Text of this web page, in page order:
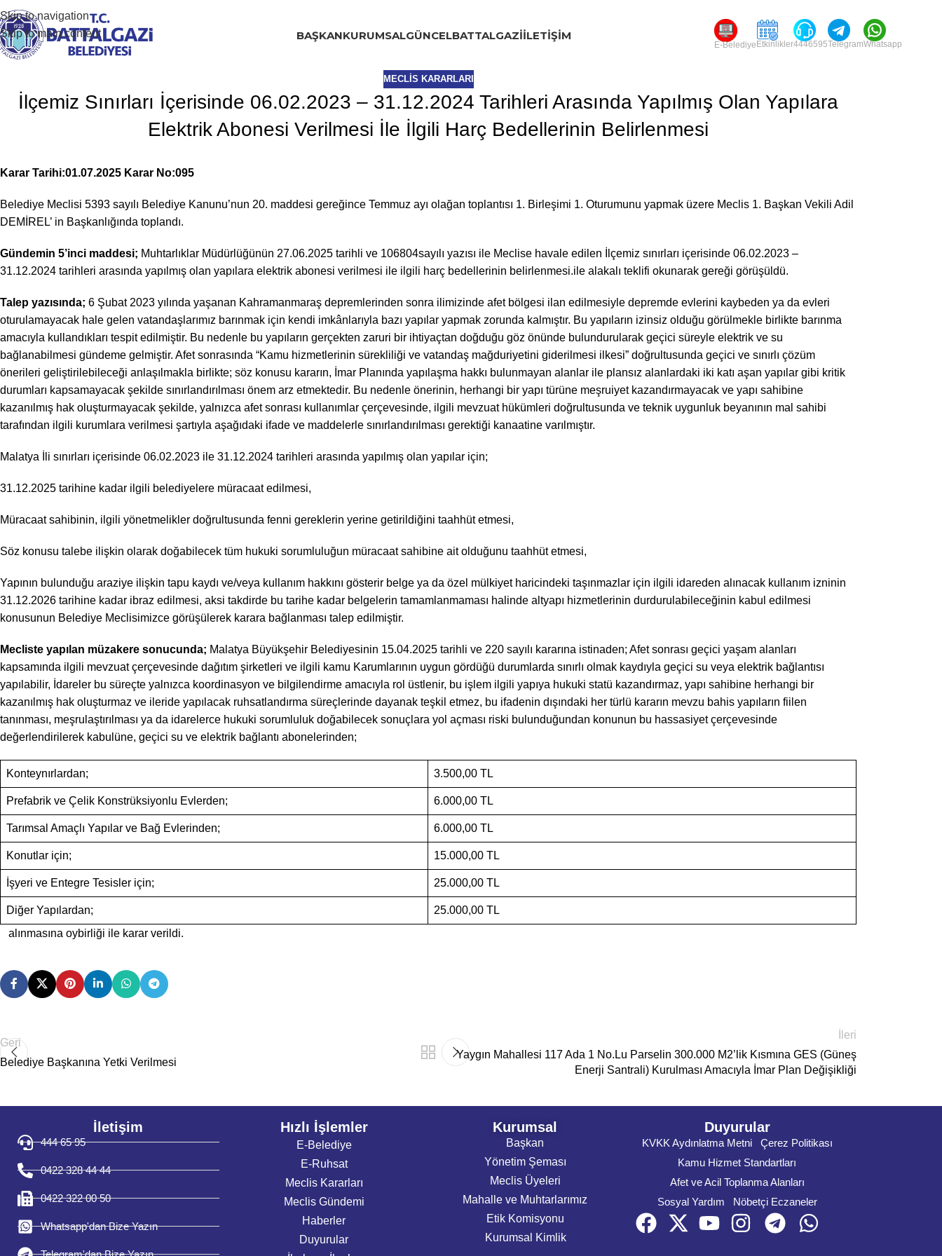
Skip to navigation
Skip to main content
BAŞKANKURUMSALGÜNCELBATTALGAZIİLETIŞIM
E-Belediye Etkinlikler4446595TelegramWhatsapp
MECLIS KARARLARI
İlçemiz Sınırları İçerisinde 06.02.2023 – 31.12.2024 Tarihleri Arasında Yapılmış Olan Yapılara
Elektrik Abonesi Verilmesi İle İlgili Harç Bedellerinin Belirlenmesi
Karar Tarihi:01.07.2025 Karar No:095
Belediye Meclisi 5393 sayılı Belediye Kanunu’nun 20. maddesi gereğince Temmuz ayı olağan toplantısı 1. Birleşimi 1. Oturumunu yapmak üzere Meclis 1. Başkan Vekili Adil
DEMİREL’ in Başkanlığında toplandı.
Gündemin 5’inci maddesi; Muhtarlıklar Müdürlüğünün 27.06.2025 tarihli ve 106804sayılı yazısı ile Meclise havale edilen İlçemiz sınırları içerisinde 06.02.2023 –
31.12.2024 tarihleri arasında yapılmış olan yapılara elektrik abonesi verilmesi ile ilgili harç bedellerinin belirlenmesi.ile alakalı teklifi okunarak gereği görüşüldü.
Talep yazısında; 6 Şubat 2023 yılında yaşanan Kahramanmaraş depremlerinden sonra ilimizinde afet bölgesi ilan edilmesiyle depremde evlerini kaybeden ya da evleri
oturulamayacak hale gelen vatandaşlarımız barınmak için kendi imkânlarıyla bazı yapılar yapmak zorunda kalmıştır. Bu yapıların izinsiz olduğu görülmekle birlikte barınma
amacıyla kullandıkları tespit edilmiştir. Bu nedenle bu yapıların gerçekten zaruri bir ihtiyaçtan doğduğu göz önünde bulundurularak geçici süreyle elektrik ve su
bağlanabilmesi gündeme gelmiştir. Afet sonrasında “Kamu hizmetlerinin sürekliliği ve vatandaş mağduriyetini giderilmesi ilkesi” doğrultusunda geçici ve sınırlı çözüm
önerileri geliştirilebileceği anlaşılmakla birlikte; söz konusu kararın, İmar Planında yapılaşma hakkı bulunmayan alanlar ile plansız alanlardaki iki katı aşan yapılar gibi kritik
durumları kapsamayacak şekilde sınırlandırılması önem arz etmektedir. Bu nedenle önerinin, herhangi bir yapı türüne meşruiyet kazandırmayacak ve yapı sahibine
kazanılmış hak oluşturmayacak şekilde, yalnızca afet sonrası kullanımlar çerçevesinde, ilgili mevzuat hükümleri doğrultusunda ve teknik uygunluk beyanının mal sahibi
tarafından ilgili kurumlara verilmesi şartıyla aşağıdaki ifade ve maddelerle sınırlandırılması gerektiği kanaatine varılmıştır.
Malatya İli sınırları içerisinde 06.02.2023 ile 31.12.2024 tarihleri arasında yapılmış olan yapılar için;
31.12.2025 tarihine kadar ilgili belediyelere müracaat edilmesi,
Müracaat sahibinin, ilgili yönetmelikler doğrultusunda fenni gereklerin yerine getirildiğini taahhüt etmesi,
Söz konusu talebe ilişkin olarak doğabilecek tüm hukuki sorumluluğun müracaat sahibine ait olduğunu taahhüt etmesi,
Yapının bulunduğu araziye ilişkin tapu kaydı ve/veya kullanım hakkını gösterir belge ya da özel mülkiyet haricindeki taşınmazlar için ilgili idareden alınacak kullanım izninin
31.12.2026 tarihine kadar ibraz edilmesi, aksi takdirde bu tarihe kadar belgelerin tamamlanmaması halinde altyapı hizmetlerinin durdurulabileceğinin kabul edilmesi
konusunun Belediye Meclisimizce görüşülerek karara bağlanması talep edilmiştir.
Mecliste yapılan müzakere sonucunda; Malatya Büyükşehir Belediyesinin 15.04.2025 tarihli ve 220 sayılı kararına istinaden; Afet sonrası geçici yaşam alanları
kapsamında ilgili mevzuat çerçevesinde dağıtım şirketleri ve ilgili kamu Karumlarının uygun gördüğü durumlarda sınırlı olmak kaydıyla geçici su veya elektrik bağlantısı
yapılabilir, İdareler bu süreçte yalnızca koordinasyon ve bilgilendirme amacıyla rol üstlenir, bu işlem ilgili yapıya hukuki statü kazandırmaz, yapı sahibine herhangi bir
kazanılmış hak oluşturmaz ve ileride yapılacak ruhsatlandırma süreçlerinde dayanak teşkil etmez, bu ifadenin dışındaki her türlü kararın mevzu bahis yapıların fiilen
tanınması, meşrulaştırılması ya da idarelerce hukuki sorumluluk doğabilecek sonuçlara yol açması riski bulunduğundan konunun bu hassasiyet çerçevesinde
değerlendirilerek kabulüne, geçici su ve elektrik bağlantı abonelerinden;
Konteynırlardan; 3.500,00 TL
Prefabrik ve Çelik Konstrüksiyonlu Evlerden; 6.000,00 TL
Tarımsal Amaçlı Yapılar ve Bağ Evlerinden; 6.000,00 TL
Konutlar için; 15.000,00 TL
İşyeri ve Entegre Tesisler için; 25.000,00 TL
Diğer Yapılardan;
25.000,00 TL
alınmasına oybirliği ile karar verildi.
Geri
Belediye Başkanına Yetki Verilmesi
İleri
Yaygın Mahallesi 117 Ada 1 No.Lu Parselin 300.000 M2’lik Kısmına GES (Güneş
Enerji Santrali) Kurulması Amacıyla İmar Plan Değişikliği
İletişim
444 65 95
0422 328 44 44
0422 322 00 50
Whatsapp'dan Bize Yazın
Hızlı İşlemler
E-Belediye
E-Ruhsat
Meclis Kararları
Meclis Gündemi
Haberler
Duyurular
Kurumsal
Başkan
Yönetim Şeması
Meclis Üyeleri
Mahalle ve Muhtarlarımız
Etik Komisyonu
Kurumsal Kimlik
Duyurular
KVKK Aydınlatma Metni
Çerez Politikası
Kamu Hizmet Standartları
Afet ve Acil Toplanma Alanları
Sosyal Yardım
Nöbetçi Eczaneler